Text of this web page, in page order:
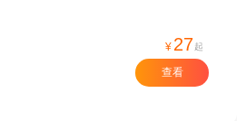
¥ 27起
查看